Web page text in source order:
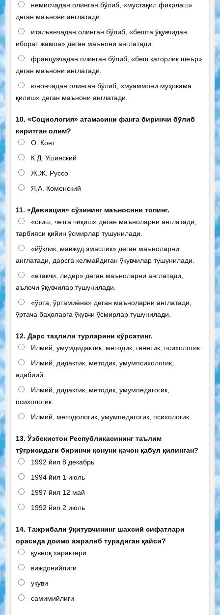
немисчадан олинган бўлиб, «мустақил фикрлаш»
деган маънони англатади.
итальянчадан олинган бўлиб, «бешта ўқувчидан
иборат жамоа» деган маънони англатади.
французчадан олинган бўлиб, «беш қаторлик шеър»
деган маънони англатади.
юнончадан олинган бўлиб, «муаммони муҳокама
қилиш» деган маънони англатади.
10. «Социология» атамасини фанга биринчи бўлиб
киритган олим?
О. Конт
К.Д. Ушинский
Ж.Ж. Руссо
Я.А. Коменский
11. «Девиация» сўзининг маъносини топинг.
«оғиш, четга чиқиш» деган маъноларни англатади,
тарбияси қийин ўсмирлар тушунилади.
«йўқлик, мавжуд эмаслик» деган маъноларни
англатади, дарсга келмайдиган ўқувчилар тушунилади.
«етакчи, лидер» деган маъноларни англатади,
аълочи ўқувчилар тушунилади.
«ўрта, ўртамиёна» деган маъноларни англатади,
ўртача баҳоларга ўқувчи ўсмирлар тушунилади.
12. Дарс таҳлили турларини кўрсатинг.
Илмий, умумдидактик, методик, генетик, психологик.
Илмий, дидактик, методик, умумпсихологик,
адабиий.
Илмий, дидактик, методик, умумпедагогик,
психологик.
Илмий, методологик, умумпедагогик, психологик.
13. Ўзбекистон Республикасининг таълим
тўғрисидаги биринчи қонуни қачон қабул қилинган?
1992 йил 8 декабрь
1994 йил 1 июль
1997 йил 12 май
1992 йил 2 июль
14. Тажрибали ўқитувчининг шахсий сифатлари
орасида доимо ажралиб турадиган қайси?
қувноқ характери
виждонийлиги
уқуви
самимийлиги